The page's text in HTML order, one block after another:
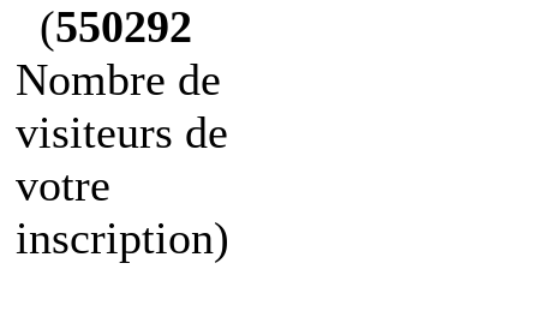
(550292
Nombre de
visiteurs de
votre
inscription)